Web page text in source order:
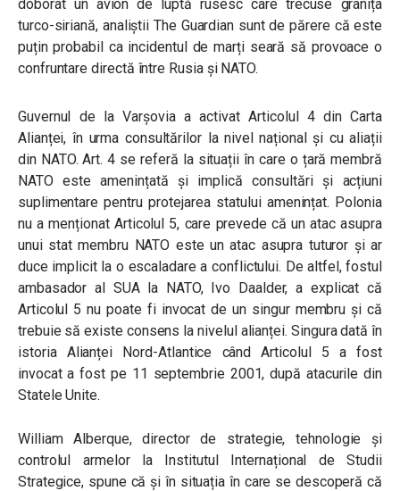
doborât un avion de luptă rusesc care trecuse granița
turco-siriană, analiștii The Guardian sunt de părere că este
puțin probabil ca incidentul de marți seară să provoace o
confruntare directă între Rusia și NATO.
Guvernul de la Varșovia a activat Articolul 4 din Carta
Alianței, în urma consultărilor la nivel național și cu aliații
din NATO. Art. 4 se referă la situații în care o țară membră
NATO este amenințată și implică consultări și acțiuni
suplimentare pentru protejarea statului amenințat. Polonia
nu a menționat Articolul 5, care prevede că un atac asupra
unui stat membru NATO este un atac asupra tuturor și ar
duce implicit la o escaladare a conflictului. De altfel, fostul
ambasador al SUA la NATO, Ivo Daalder, a explicat că
Articolul 5 nu poate fi invocat de un singur membru și că
trebuie să existe consens la nivelul alianței. Singura dată în
istoria Alianței Nord-Atlantice când Articolul 5 a fost
invocat a fost pe 11 septembrie 2001, după atacurile din
Statele Unite.
William Alberque, director de strategie, tehnologie și
controlul armelor la Institutul Internațional de Studii
Strategice, spune că și în situația în care se descoperă că